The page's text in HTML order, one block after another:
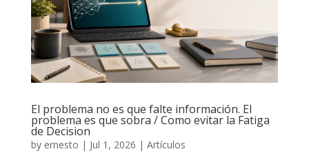
El problema no es que falte información. El
problema es que sobra / Como evitar la Fatiga
de Decision
by ernesto | Jul 1, 2026 | Artículos